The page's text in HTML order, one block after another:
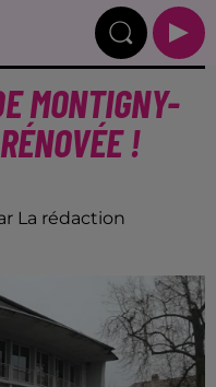
MONTIGNY-
!
La rédaction